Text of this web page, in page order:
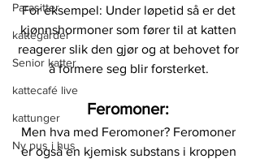
Parasitter
kattegårder
Senior katter
kattecafé live
kattunger
Ny pus i hus
For eksempel: Under løpetid så er det
kjønnshormoner som fører til at katten
reagerer slik den gjør og at behovet for
å formere seg blir forsterket.
Feromoner:
Men hva med Feromoner? Feromoner
er også en kjemisk substans i kroppen